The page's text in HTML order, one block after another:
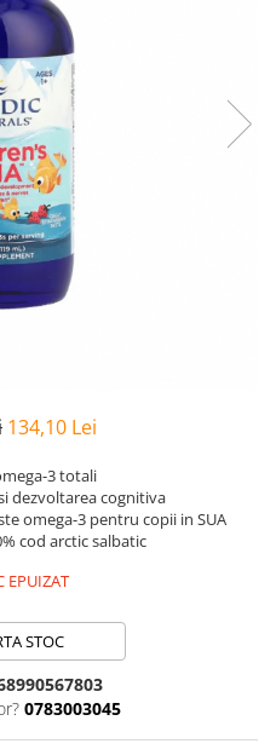
134,10 Lei
3 totali
dezvoltarea cognitiva
omega-3 pentru copii in SUA
cod arctic salbatic
EPUIZAT
STOC
0783003045